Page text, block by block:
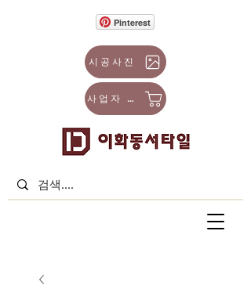
사업자 몰
시공사진
Pinterest